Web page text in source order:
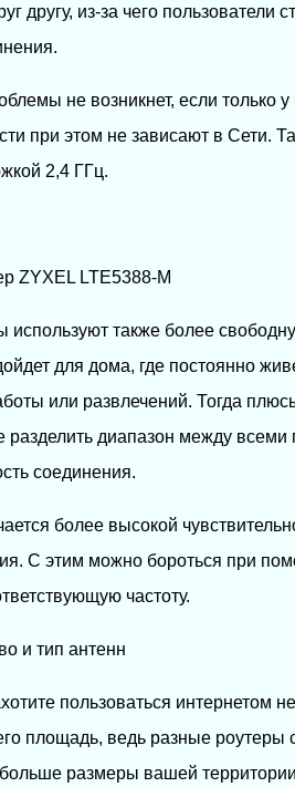
другу, из-за чего пользователи
не возникнет, если только
при этом не зависают в Сети.
2,4 ГГц.
ZYXEL LTE5388-M
также более
для дома, где постоянно
или развлечений. Тогда
разделить диапазон между
соединения.
более высокой
С этим можно бороться при
частоту.
и тип антенн
пользоваться интернетом
площадь, ведь разные роутеры
больше размеры вашей